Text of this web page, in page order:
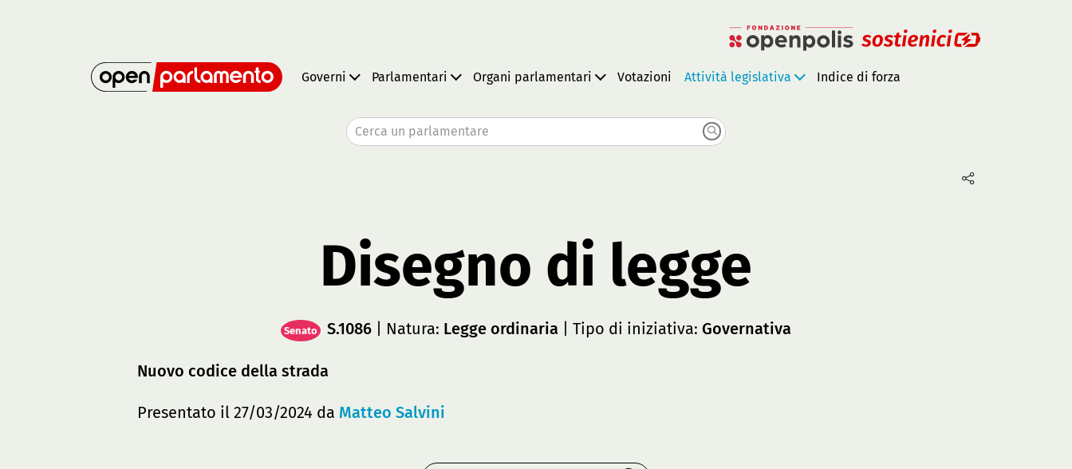
Governi Parlamentari Organi parlamentari Votazioni Attività legislativa Indice di forza
Cerca un parlamentare
Disegno di legge
Senato S.1086 | Natura: Legge ordinaria | Tipo di iniziativa: Governativa
Nuovo codice della strada
Presentato il 27/03/2024 da Matteo Salvini